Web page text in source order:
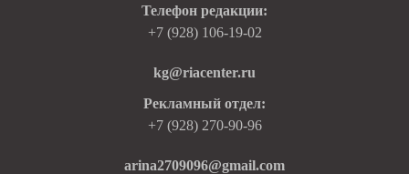
Телефон редакции:
+7 (928) 106-19-02
kg@riacenter.ru
Рекламный отдел:
+7 (928) 270-90-96
arina2709096@gmail.com